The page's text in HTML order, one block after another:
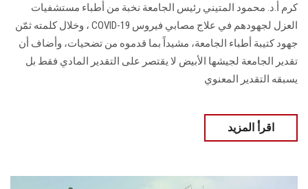
كرم أ.د. محمود المتيني رئيس الجامعة نخبة من أطباء مستشفيات
العزل لجهودهم في علاج مصابي فيروس COVID-19 ، وخلال كلمته ثمّن
جهود كتيبة أطباء الجامعة، مشيداً بما قدموه من تضحيات، وأضاف أن
تقدير الجامعة لجيشها الأبيض لا يقتصر على التقدير المادي فقط بل
يسبقه التقدير المعنوي
اقرأ المزيد